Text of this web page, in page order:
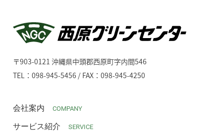
〒903-0121 沖縄県中頭郡西原町字内間546
TEL：098-945-5456 / FAX：098-945-4250
会社案内 COMPANY
サービス紹介 SERVICE